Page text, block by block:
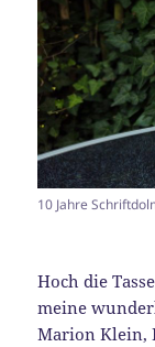
10 Jahre
Hoch die
meine
Marion Klein,